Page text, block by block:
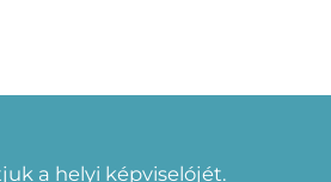
a helyi képviselójét.